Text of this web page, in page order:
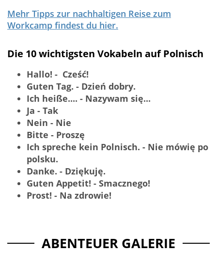
Mehr Tipps zur nachhaltigen Reise zum
Workcamp findest du hier.
Die 10 wichtigsten Vokabeln auf Polnisch
Hallo! - Cześć!
Guten Tag. - Dzień dobry.
Ich heiße.... - Nazywam się...
Ja - Tak
Nein - Nie
Bitte - Proszę
Ich spreche kein Polnisch. - Nie mówię po
polsku.
Danke. - Dziękuję.
Guten Appetit! - Smacznego!
Prost! - Na zdrowie!
ABENTEUER GALERIE